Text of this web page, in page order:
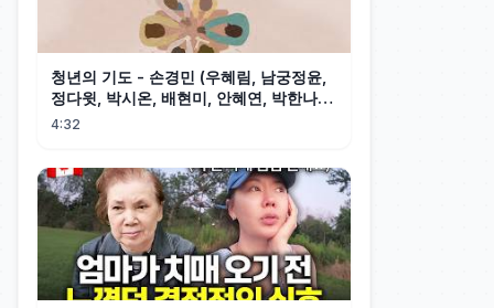
청년의 기도 - 손경민 (우혜림, 남궁정윤,
정다윗, 박시온, 배현미, 안혜연, 박한나),
(햇살콩 캘리)
4:32